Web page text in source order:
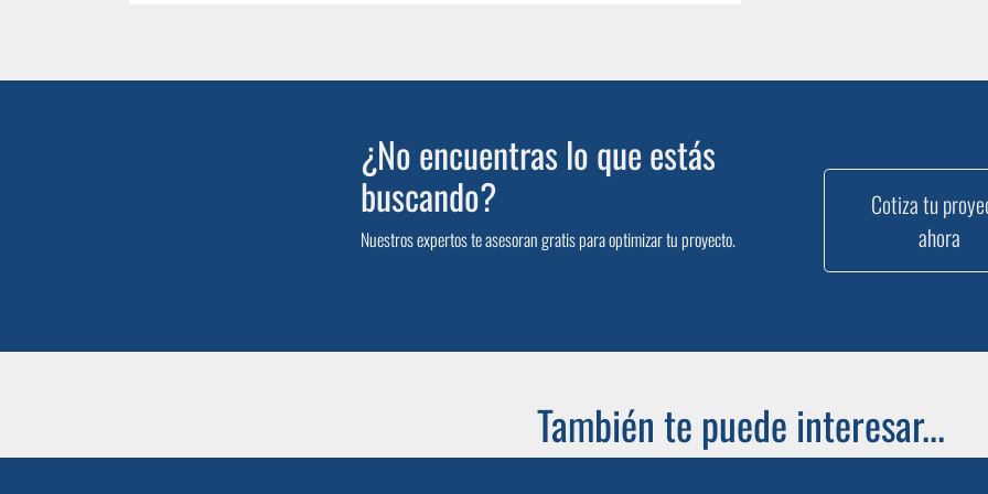
¿No encuentras lo que estás
buscando?
Nuestros expertos te asesoran gratis para optimizar tu proyecto.
Cotiza tu
ahora
También te puede interesar...